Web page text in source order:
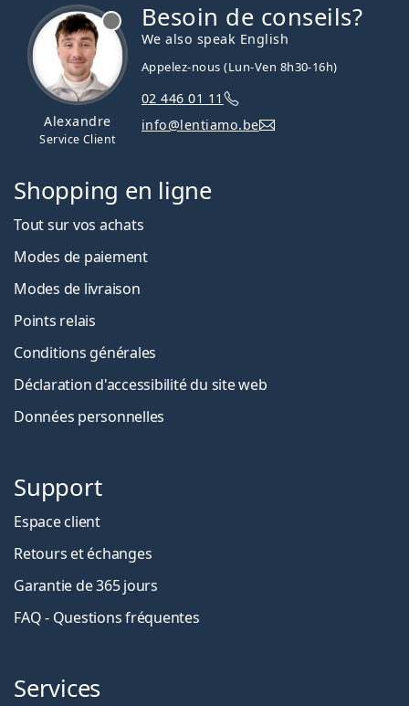
Alexandre
Service Client
Besoin de conseils?
We also speak English
Appelez-nous (Lun-Ven 8h30-16h)
02 446 01 11
info@lentiamo.be
Shopping en ligne
Tout sur vos achats
Modes de paiement
Modes de livraison
Points relais
Conditions générales
Déclaration d'accessibilité du site web
Données personnelles
Support
Espace client
Retours et échanges
Garantie de 365 jours
FAQ - Questions fréquentes
Services